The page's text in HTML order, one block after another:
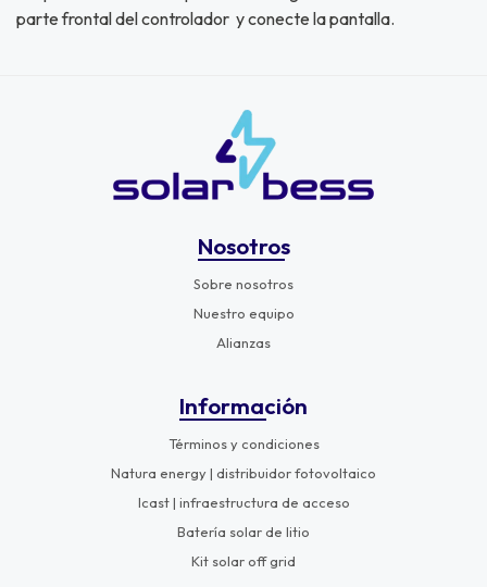
parte frontal del controlador y conecte la pantalla.
Nosotros
Sobre nosotros
Nuestro equipo
Alianzas
Información
Términos y condiciones
Natura energy | distribuidor fotovoltaico
Icast | infraestructura de acceso
Batería solar de litio
Kit solar off grid